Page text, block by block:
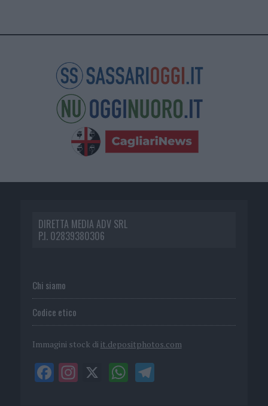
DIRETTA MEDIA ADV SRL
P.I. 02839380306
Chi siamo
Codice etico
Immagini stock di it.depositphotos.com